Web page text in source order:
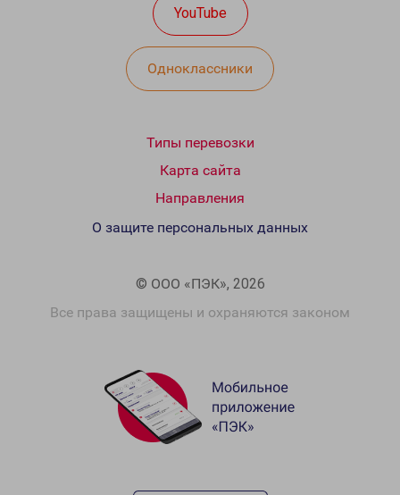
YouTube
Одноклассники
Типы перевозки
Карта сайта
Направления
© ООО «ПЭК», 2026
Все права защищены и охраняются законом
О защите персональных данных